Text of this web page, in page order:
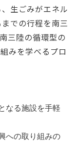
生ごみがエネル
での行程を南三
三陸の循環型の
みを学べるプロ
なる施設を手軽
への取り組みの